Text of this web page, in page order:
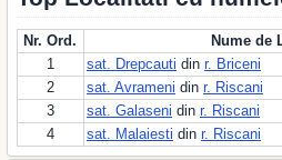
Nr. Ord.
Nume de
1
sat. Drepcauti din r. Briceni
2
sat. Avrameni din r. Riscani
3
sat. Galaseni din r. Riscani
4
sat. Malaiesti din r. Riscani